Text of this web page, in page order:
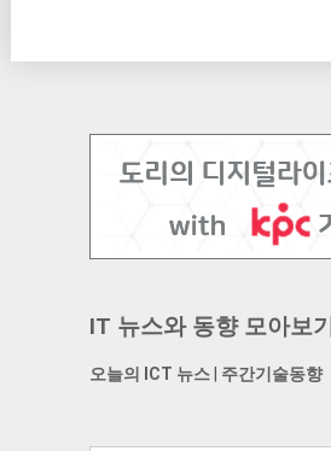
IT 뉴스와 동향 모아보기
오늘의 ICT 뉴스| 주간기술동향